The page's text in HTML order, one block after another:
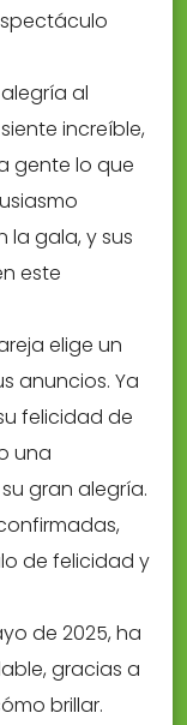
al
increíble,
gente lo que
la gala, y sus
este
elige un
anuncios. Ya
felicidad de
una
gran alegría.
de felicidad y
de 2025, ha
gracias a
brillar.